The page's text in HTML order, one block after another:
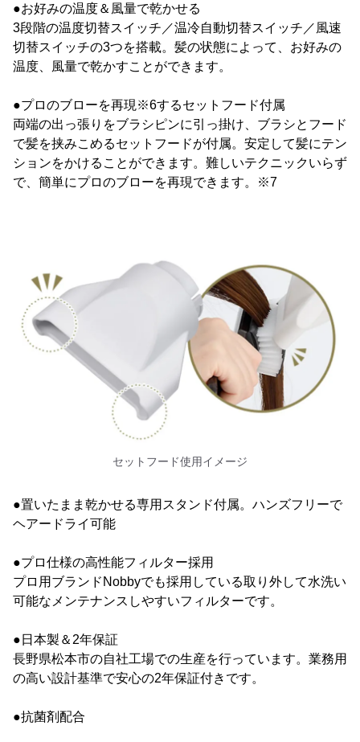
●お好みの温度＆風量で乾かせる
3段階の温度切替スイッチ／温冷自動切替スイッチ／風速
切替スイッチの3つを搭載。髪の状態によって、お好みの
温度、風量で乾かすことができます。
●プロのブローを再現※6するセットフード付属
両端の出っ張りをブラシピンに引っ掛け、ブラシとフード
で髪を挟みこめるセットフードが付属。安定して髪にテン
ションをかけることができます。難しいテクニックいらず
で、簡単にプロのブローを再現できます。※7
セットフード使用イメージ
●置いたまま乾かせる専用スタンド付属。ハンズフリーで
ヘアードライ可能
●プロ仕様の高性能フィルター採用
プロ用ブランドNobbyでも採用している取り外して水洗い
可能なメンテナンスしやすいフィルターです。
●日本製＆2年保証
長野県松本市の自社工場での生産を行っています。業務用
の高い設計基準で安心の2年保証付きです。
●抗菌剤配合